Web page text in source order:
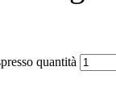
quantità